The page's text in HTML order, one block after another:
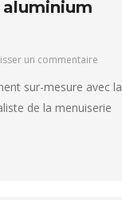
un commentaire
sur-mesure avec la
de la menuiserie